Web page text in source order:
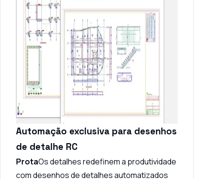
Automação exclusiva para desenhos
de detalhe RC
ProtaOs detalhes redefinem a produtividade
com desenhos de detalhes automatizados